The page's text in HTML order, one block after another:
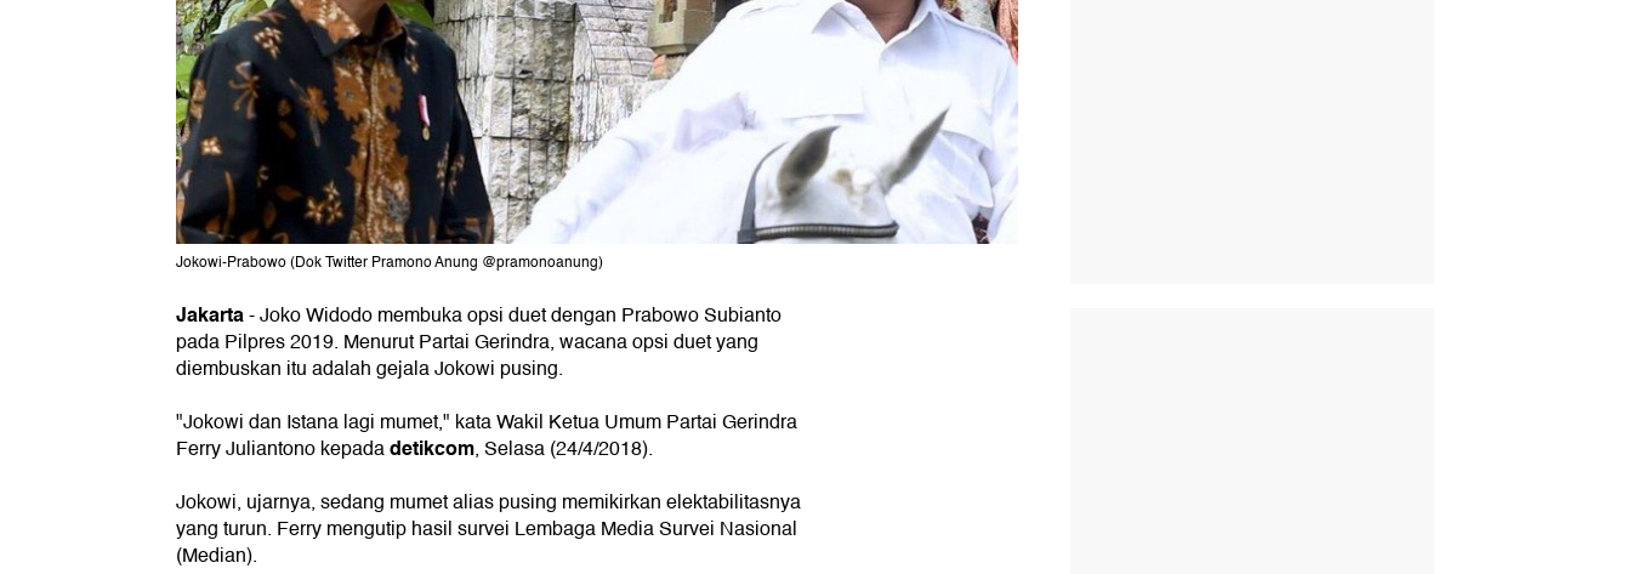
Jokowi-Prabowo (Dok Twitter Pramono Anung @pramonoanung)
Jakarta-Joko Widodo membuka opsi duet dengan Prabowo Subianto
pada Pilpres 2019. Menurut Partai Gerindra, wacana opsi duet yang
diembuskan itu adalah gejala Jokowi pusing.
"Jokowi dan Istana lagi mumet," kata Wakil Ketua Umum Partai Gerindra
Ferry Juliantono kepadadetikcom, Selasa (24/4/2018).
Jokowi, ujarnya, sedang mumet alias pusing memikirkan elektabilitasnya
yang turun. Ferry mengutip hasil survei Lembaga Media Survei Nasional
(Median).